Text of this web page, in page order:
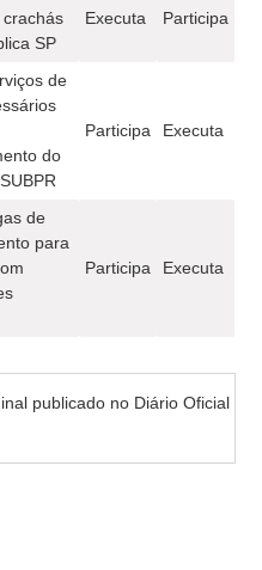
SP
Executa Participa
de
do
Participa Executa
de
para
Participa Executa
publicado no Diário Oficial